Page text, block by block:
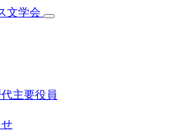
文学会
主要役員